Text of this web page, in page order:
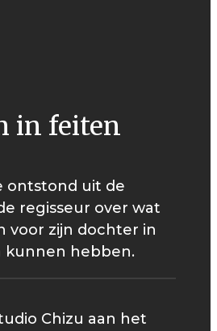
in feiten
ontstond uit de
regisseur over wat
voor zijn dochter in
kunnen hebben.
Chizu aan het